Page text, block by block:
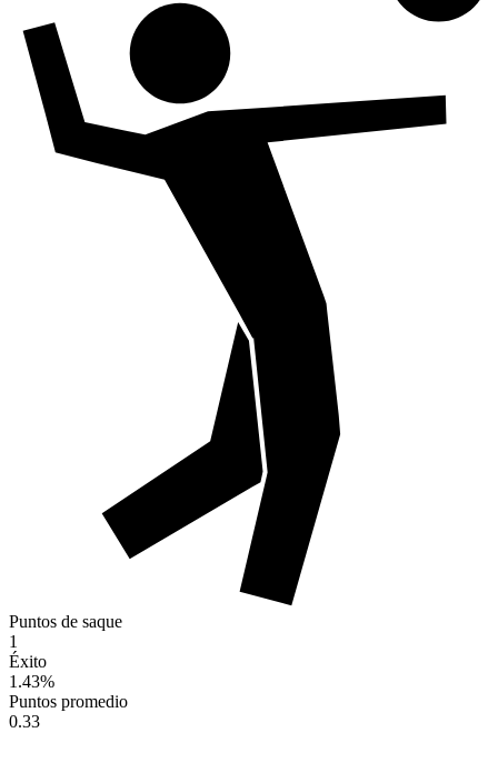
Puntos de saque
1
Éxito
1.43%
Puntos promedio
0.33